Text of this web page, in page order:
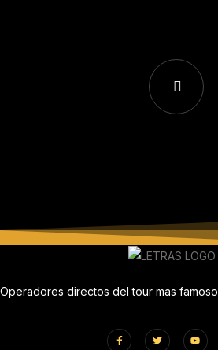
Operadores directos del tour mas